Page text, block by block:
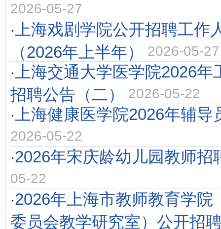
2026-05-27
·
上海戏剧学院公开招聘工作
（2026年上半年）
2026-05-27
·
上海交通大学医学院2026
招聘公告（二）
2026-05-22
·
上海健康医学院2026年辅导
2026-05-22
·2026年宋庆龄幼儿园教师招
05-22
·2026年上海市教师教育学院
委员会教学研究室）公开招